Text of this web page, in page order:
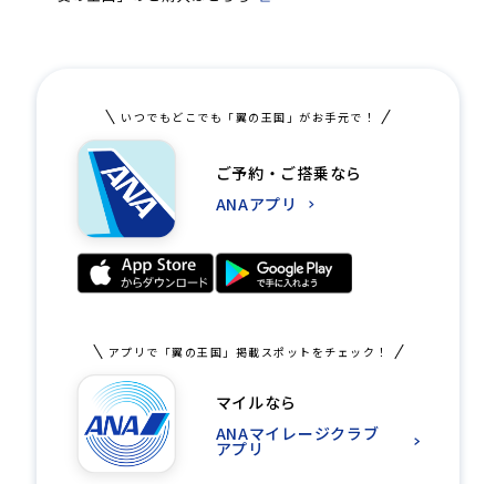
いつでもどこでも「翼の王国」がお手元で！
ご予約・ご搭乗なら
ANAアプリ
アプリで「翼の王国」掲載スポットをチェック！
マイルなら
ANAマイレージクラブ
アプリ